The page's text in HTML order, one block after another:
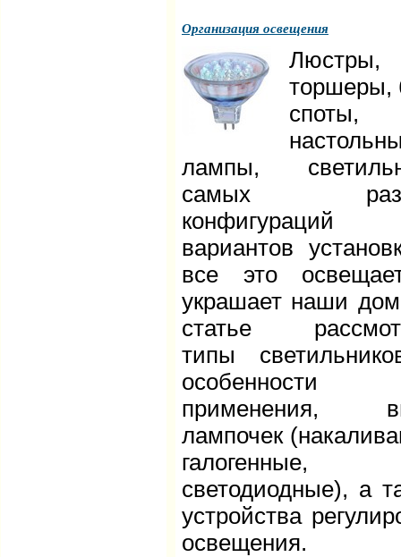
Организация освещения
Люстры,
торшеры,
споты,
лампы,
самых
вариантов
все это
украшает наши
статье
типы
особенности
применения,
лампочек
галогенные,
светодиодные), а
устройства
освещения.